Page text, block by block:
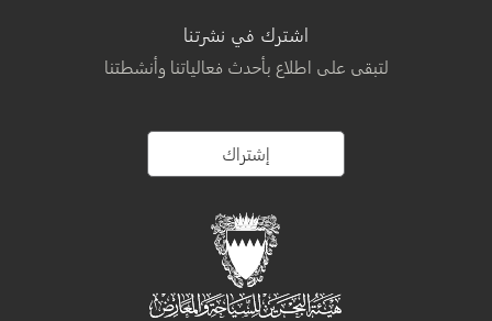
اشترك في نشرتنا
لتبقى على اطلاع بأحدث فعالياتنا وأنشطتنا
إشتراك